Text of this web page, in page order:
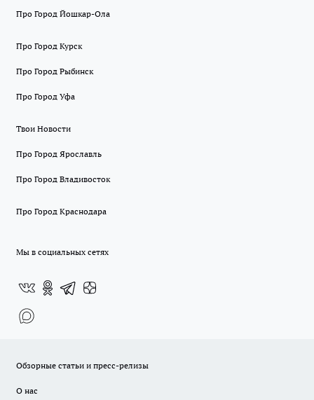
Про Город Йошкар-Ола
Про Город Курск
Про Город Рыбинск
Про Город Уфа
Твои Новости
Про Город Ярославль
Про Город Владивосток
Про Город Краснодара
Мы в социальных сетях
Обзорные статьи и пресс-релизы
О нас